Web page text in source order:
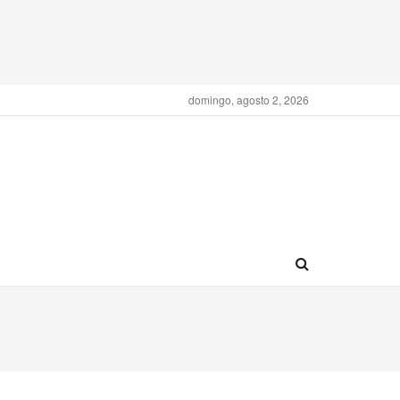
domingo, agosto 2, 2026